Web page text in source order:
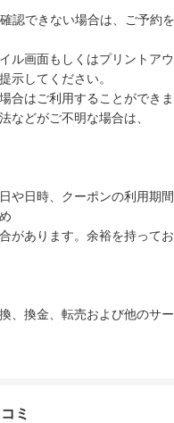
認できない場合は、ご予約
ル画面もしくはプリントア
示してください。
合はご利用することができま
などがご不明な場合は、
や日時、クーポンの利用期
があります。余裕を持って
、換金、転売および他のサ
ミ